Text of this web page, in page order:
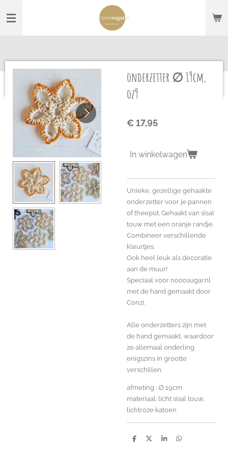
direct
onderzetter ∅ 19cm,
oz9
€ 17,95
In winkelwagen
Unieke, gezellige gehaakte
onderzetter voor je pannen
of theepot. Gehaakt van sisal
touw met een oranje randje.
Combineer verschillende
kleurtjes.
Ook heel leuk als decoratie
aan de muur!
Speciaal voor nooosugar.nl
met de hand gemaakt door
Conzi.
Alle onderzetters zijn met
de hand gemaakt, waardoor
ze allemaal onderling
enigszins in grootte
verschillen.
afmeting : ∅ 19cm
materiaal: licht sisal touw,
lichtroze katoen
D
D
S
D